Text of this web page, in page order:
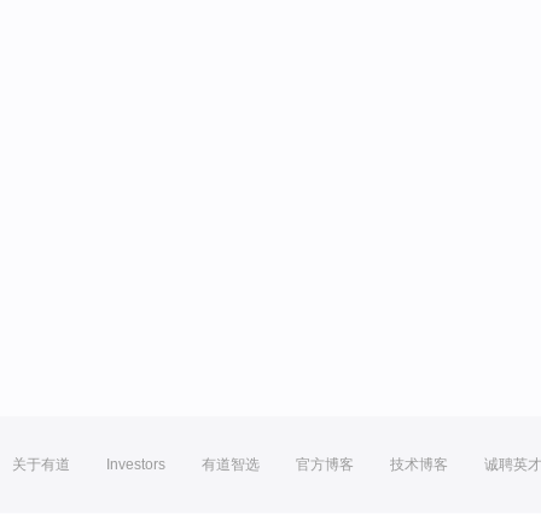
关于有道 Investors 有道智选 官方博客 技术博客 诚聘英才